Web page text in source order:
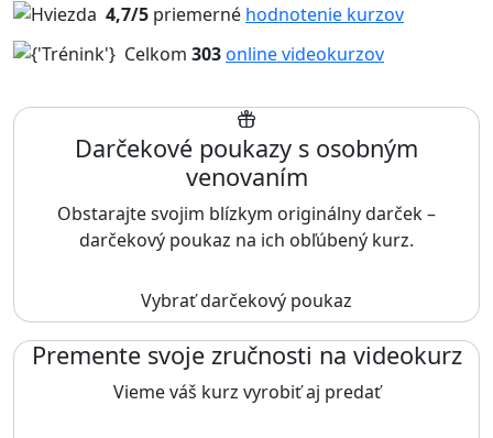
4,7/5 priemerné hodnotenie kurzov
Celkom 303online videokurzov
Darčekové poukazy s osobným
venovaním
Obstarajte svojim blízkym originálny darček –
darčekový poukaz na ich obľúbený kurz.
Vybrať darčekový poukaz
Premente svoje zručnosti na videokurz
Vieme váš kurz vyrobiť aj predať